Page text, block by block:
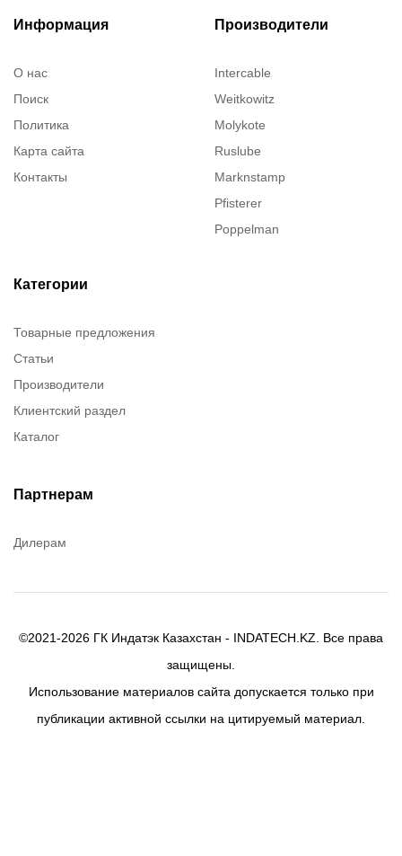
Информация
О нас
Поиск
Политика
Карта сайта
Контакты
Производители
Intercable
Weitkowitz
Molykote
Ruslube
Marknstamp
Pfisterer
Poppelman
Категории
Товарные предложения
Статьи
Производители
Клиентский раздел
Каталог
Партнерам
Дилерам
©2021-2026 ГК Индатэк Казахстан - INDATECH.KZ. Все права
защищены.
Использование материалов сайта допускается только при
публикации активной ссылки на цитируемый материал.